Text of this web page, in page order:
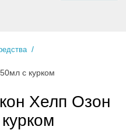
/
с курком
Хелп Озон